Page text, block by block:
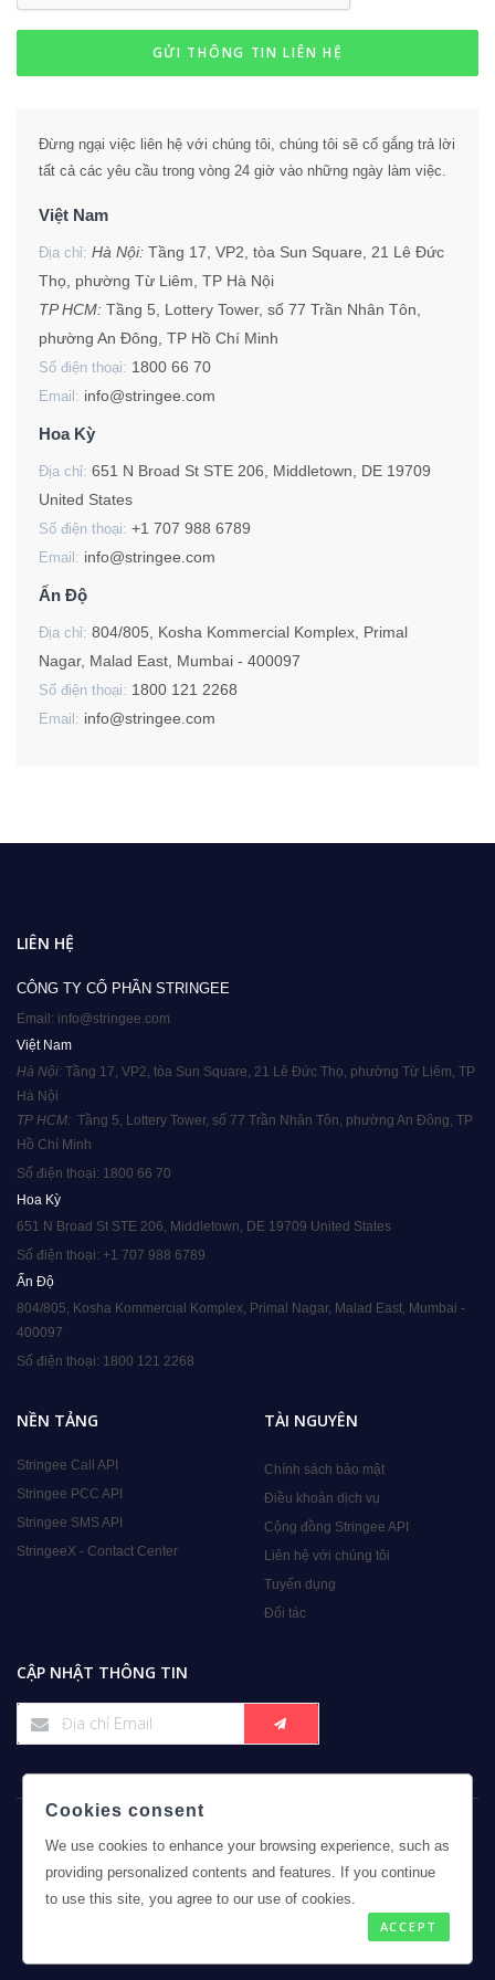
GỬI THÔNG TIN LIÊN HỆ
Đừng ngại việc liên hệ với chúng tôi, chúng tôi sẽ cố gắng trả lời
tất cả các yêu cầu trong vòng 24 giờ vào những ngày làm việc.
Việt Nam
Địa chỉ: Hà Nội: Tầng 17, VP2, tòa Sun Square, 21 Lê Đức
Thọ, phường Từ Liêm, TP Hà Nội
TP HCM: Tầng 5, Lottery Tower, số 77 Trần Nhân Tôn,
phường An Đông, TP Hồ Chí Minh
Số điện thoại: 1800 66 70
Email: info@stringee.com
Hoa Kỳ
Địa chỉ: 651 N Broad St STE 206, Middletown, DE 19709
United States
Số điện thoại: +1 707 988 6789
Email: info@stringee.com
Ấn Độ
Địa chỉ: 804/805, Kosha Kommercial Komplex, Primal
Nagar, Malad East, Mumbai - 400097
Số điện thoại: 1800 121 2268
Email: info@stringee.com
LIÊN HỆ
CÔNG TY CỔ PHẦN STRINGEE
Email: info@stringee.com
Việt Nam
Hà Nội: Tầng 17, VP2, tòa Sun Square, 21 Lê Đức Thọ, phường Từ Liêm, TP
Hà Nội
TP HCM: Tầng 5, Lottery Tower, số 77 Trần Nhân Tôn, phường An Đông, TP
Hồ Chí Minh
Số điện thoại: 1800 66 70
Hoa Kỳ
651 N Broad St STE 206, Middletown, DE 19709 United States
Số điện thoại: +1 707 988 6789
Ấn Độ
804/805, Kosha Kommercial Komplex, Primal Nagar, Malad East, Mumbai -
400097
Số điện thoại: 1800 121 2268
NỀN TẢNG
Stringee Call API
Stringee PCC API
Stringee SMS API
StringeeX - Contact Center
TÀI NGUYÊN
Chính sách bảo mật
Điều khoản dịch vụ
Cộng đồng Stringee API
Liên hệ với chúng tôi
Tuyển dụng
Đối tác
CẬP NHẬT THÔNG TIN
Bản quyền © 2026 Stringee. Đã đăng ký Bản quyền.
Cookies consent
We use cookies to enhance your browsing experience, such as
providing personalized contents and features. If you continue
to use this site, you agree to our use of cookies.
ACCEPT